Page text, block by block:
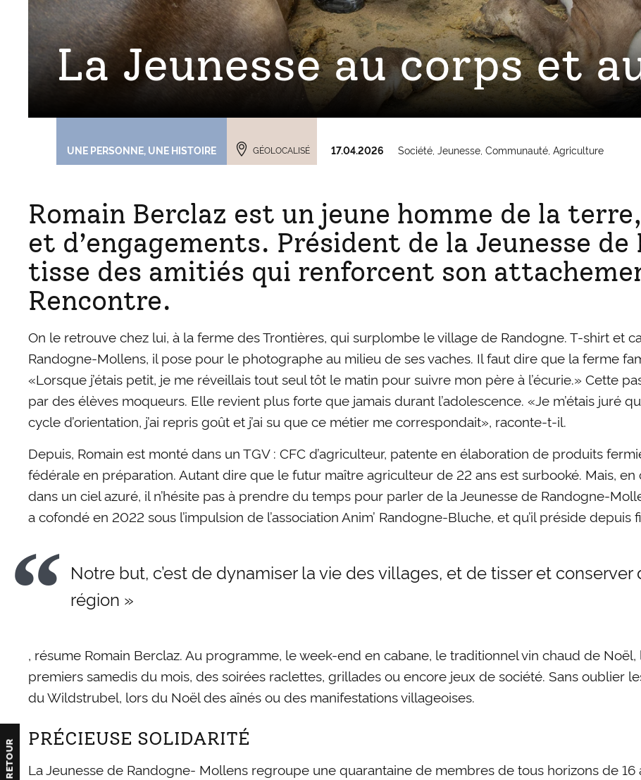
La Jeunesse au corps et
UNE PERSONNE, UNE HISTOIRE GÉOLOCALISÉ 17.04.2026 Société Jeunesse Communauté Agriculture
Romain Berclaz est un jeune homme de la
et d’engagements. Président de la Jeunesse
tisse des amitiés qui renforcent son
Rencontre.
On le retrouve chez lui, à la ferme des Trontières, qui surplombe le village de Randogne. T-shirt et
Randogne-Mollens, il pose pour le photographe au milieu de ses vaches. Il faut dire que la ferme
«Lorsque j’étais petit, je me réveillais tout seul tôt le matin pour suivre mon père à l’écurie.» Cette
par des élèves moqueurs. Elle revient plus forte que jamais durant l’adolescence. «Je m’étais juré
cycle d’orientation, j’ai repris goût et j’ai su que ce métier me correspondait», raconte-t-il.
Depuis, Romain est monté dans un TGV : CFC d’agriculteur, patente en élaboration de produits
fédérale en préparation. Autant dire que le futur maître agriculteur de 22 ans est surbooké. Mais,
dans un ciel azuré, il n’hésite pas à prendre du temps pour parler de la Jeunesse de Randogne-
a cofondé en 2022 sous l’impulsion de l’association Anim’ Randogne-Bluche, et qu’il préside depuis
Notre but, c’est de dynamiser la vie des villages, et de tisser et
région »
, résume Romain Berclaz. Au programme, le week-end en cabane, le traditionnel vin chaud de Noël,
premiers samedis du mois, des soirées raclettes, grillades ou encore jeux de société. Sans oublier
du Wildstrubel, lors du Noël des aînés ou des manifestations villageoises.
PRÉCIEUSE SOLIDARITÉ
La Jeunesse de Randogne- Mollens regroupe une quarantaine de membres de tous horizons de
RETOUR